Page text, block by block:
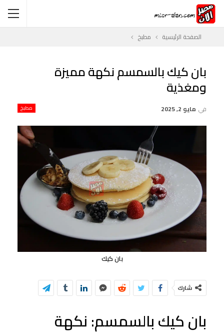
الصفحة الرئيسية مطبخ
بان كيك بالسمسم نكهة مميزة
ومغذية
مطبخ في مايو 2, 2025
بان كيك
شارك
بان كيك بالسمسم: نكهة